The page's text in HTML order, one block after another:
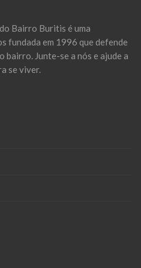
Bairro Buritis é uma
fundada em 1996 que defende
bairro. Junte-se a nós e ajude a
se viver.